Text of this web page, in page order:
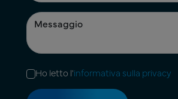
Ho letto l'informativa sulla privacy